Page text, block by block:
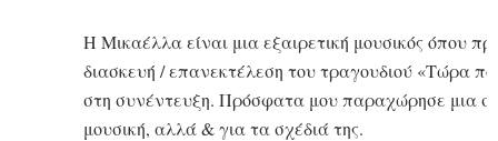
Η Μικαέλλα είναι μια εξαιρετική μουσικός όπου
διασκευή / επανεκτέλεση του τραγουδιού «Τώρα
στη συνέντευξη. Πρόσφατα μου παραχώρησε μια
μουσική, αλλά & για τα σχέδιά της.